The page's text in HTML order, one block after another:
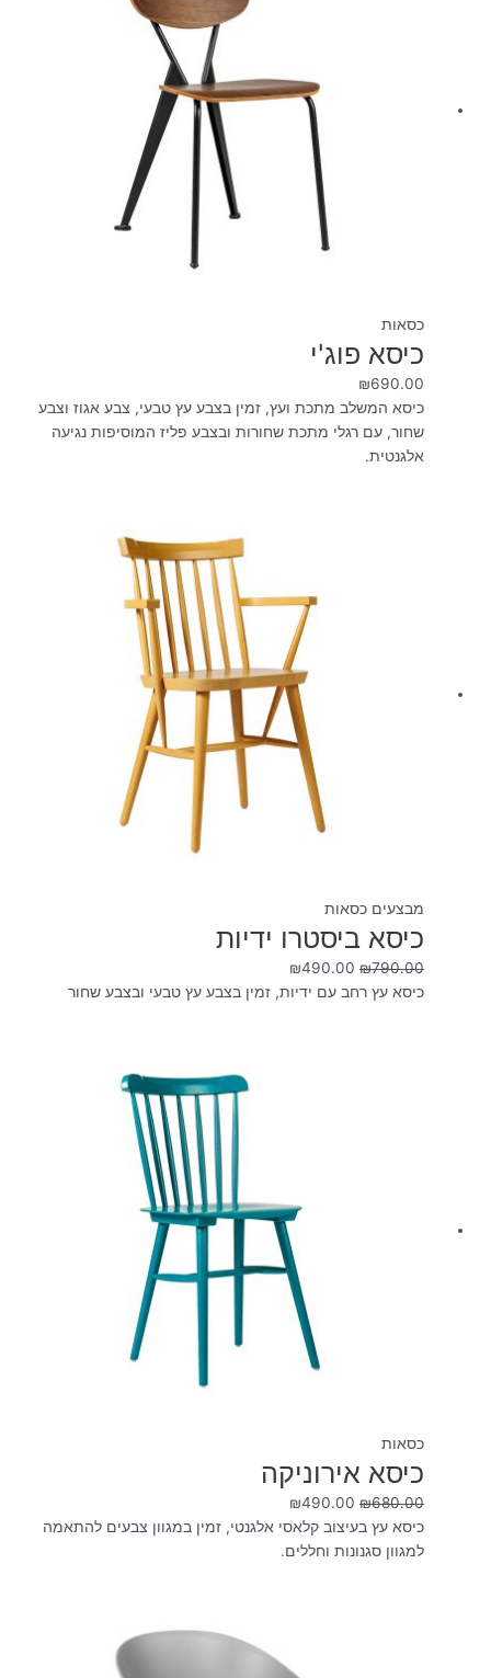
כסאות
כיסא פוג'י
₪690.00
כיסא המשלב מתכת ועץ, זמין בצבע עץ טבעי, צבע אגוז וצבע
שחור, עם רגלי מתכת שחורות ובצבע פליז המוסיפות נגיעה
אלגנטית.
מבצעים כסאות
כיסא ביסטרו ידיות
₪790.00
₪490.00
₪490.00.
כיסא עץ רחב עם ידיות, זמין בצבע עץ טבעי ובצבע שחור
כסאות
כיסא אירוניקה
₪680.00
₪490.00
₪490.00.
כיסא עץ בעיצוב קלאסי אלגנטי, זמין במגוון צבעים להתאמה
למגוון סגנונות וחללים.
₪490.00.
הוא:
₪290.00.